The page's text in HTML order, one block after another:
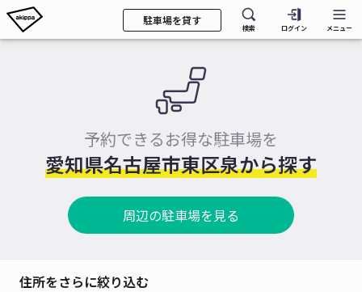
駐車場を貸す
検索 ログイン メニュー
予約できるお得な駐車場を
愛知県名古屋市東区泉から探す
周辺の駐車場を見る
住所をさらに絞り込む